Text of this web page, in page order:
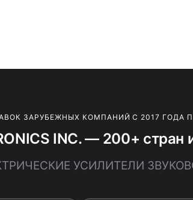
ЗАРУБЕЖНЫХ КОМПАНИЙ С 2017 ГОДА
INC. — 200+ стран
УСИЛИТЕЛИ